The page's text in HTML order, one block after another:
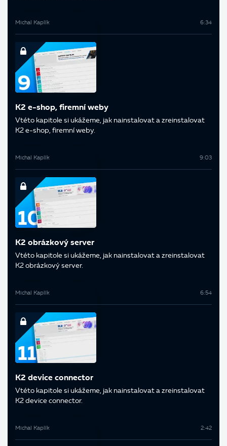
Michal Kaplík 6:34
K2 e-shop, firemní weby
V této kapitole si ukážeme, jak nainstalovat a zreinstalovat
K2 e-shop, firemní weby.
Michal Kaplík 9:03
K2 obrázkový server
V této kapitole si ukážeme, jak nainstalovat a zreinstalovat
K2 obrázkový server.
Michal Kaplík 6:54
K2 device connector
V této kapitole si ukážeme, jak nainstalovat a zreinstalovat
K2 device connector.
Michal Kaplík 2:42